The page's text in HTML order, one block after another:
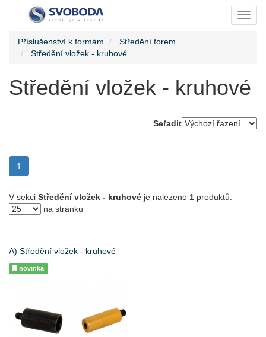
Příslušenství k formám
Středění forem
Středění vložek - kruhové
Středění vložek - kruhové
Seřadit
1
V sekci Středění vložek - kruhové je nalezeno 1 produktů.
na stránku
A) Středění vložek - kruhové
novinka